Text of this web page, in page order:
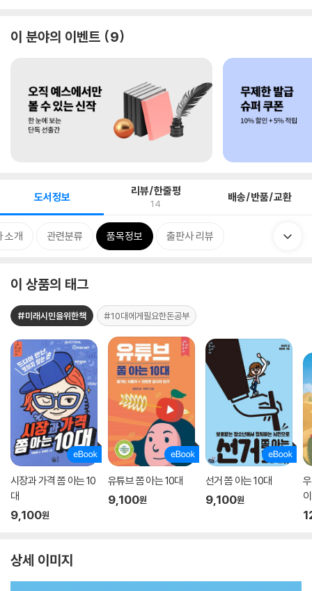
이 분야의 이벤트 9
도서정보 리뷰/한줄평
14 배송/반품/교환
소개 관련분류 품목정보 출판사 리뷰
이 상품의 태그
#미래시민을위한책 #10대에게필요한돈공부
시장과 가격 쫌 아는 10
대
9,100원
유튜브 쫌 아는 10대
9,100원
선거 쫌 아는 10대
9,100원
상세 이미지